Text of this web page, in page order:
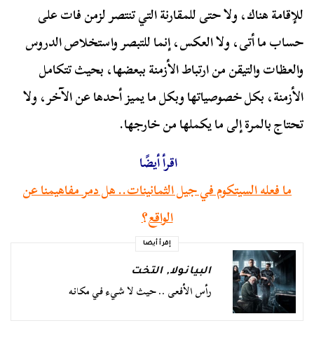
للإقامة هناك،ولا حتى للمقارنة التي تنتصر لزمن فات على
حساب ما أتى، ولا العكس، إنما للتبصر واستخلاص الدروس
والعظات والتيقن من ارتباط الأزمنة ببعضها، بحيث تتكامل
الأزمنة، بكل خصوصياتها وبكل ما يميز أحدها عن الآخر، ولا
تحتاج بالمرة إلى ما يكملها من خارجها.
اقرأ أيضًا
ما فعله السيتكوم في جيل الثمانينات.. هل دمر مفاهيمنا عن
الواقع؟
إقرأ أيضا
البيانولا,التخت
رأس الأفعى .. حيث لا شيء في مكانه